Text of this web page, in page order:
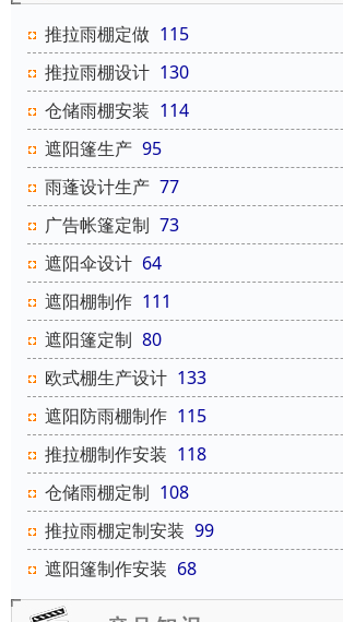
推拉雨棚定做 115
推拉雨棚设计 130
仓储雨棚安装 114
遮阳篷生产 95
雨蓬设计生产 77
广告帐篷定制 73
遮阳伞设计 64
遮阳棚制作 111
遮阳篷定制 80
欧式棚生产设计 133
遮阳防雨棚制作 115
推拉棚制作安装 118
仓储雨棚定制 108
推拉雨棚定制安装 99
遮阳篷制作安装 68